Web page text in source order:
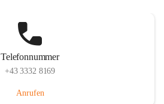
Telefonnummer
+43 3332 8169
Anrufen